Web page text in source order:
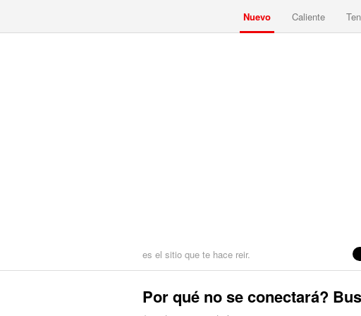
Nuevo Caliente
es el sitio que te hace reir.
Por qué no se conectará?